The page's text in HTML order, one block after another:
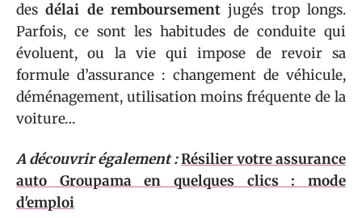
desdélai de remboursement jugés trop longs.
Parfois, ce sont les habitudes de conduite qui
évoluent, ou la vie qui impose de revoir sa
formule d’assurance : changement de véhicule,
déménagement, utilisation moins fréquente de la
voiture…
A découvrir également :Résilier votre assurance
auto Groupama en quelques clics : mode
d'emploi